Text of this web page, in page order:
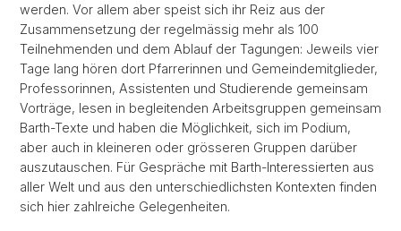
werden. Vor allem aber speist sich ihr Reiz aus der
Zusammensetzung der regelmässig mehr als 100
Teilnehmenden und dem Ablauf der Tagungen: Jeweils vier
Tage lang hören dort Pfarrerinnen und Gemeindemitglieder,
Professorinnen, Assistenten und Studierende gemeinsam
Vorträge, lesen in begleitenden Arbeitsgruppen gemeinsam
Barth-Texte und haben die Möglichkeit, sich im Podium,
aber auch in kleineren oder grösseren Gruppen darüber
auszutauschen. Für Gespräche mit Barth-Interessierten aus
aller Welt und aus den unterschiedlichsten Kontexten finden
sich hier zahlreiche Gelegenheiten.